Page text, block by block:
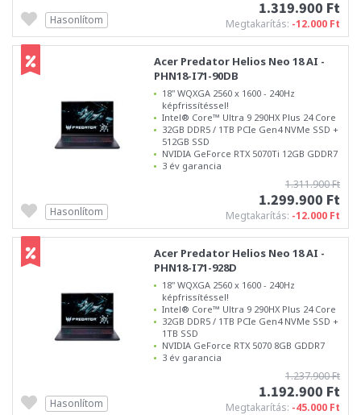
1.319.900 Ft
Megtakarítás: -12.000 Ft
Hasonlítom
Acer Predator Helios Neo 18 AI -
PHN18-I71-90DB
18" WQXGA 2560 x 1600 - 240Hz
képfrissítéssel!
Intel® Core™ Ultra 9 290HX Plus 24 Core
32GB DDR5 / 1TB PCIe Gen4 NVMe SSD +
512GB SSD
NVIDIA GeForce RTX 5070Ti 12GB GDDR7
3 év garancia
1.311.900 Ft
1.299.900 Ft
Megtakarítás: -12.000 Ft
Hasonlítom
Acer Predator Helios Neo 18 AI -
PHN18-I71-928D
18" WQXGA 2560 x 1600 - 240Hz
képfrissítéssel!
Intel® Core™ Ultra 9 290HX Plus 24 Core
32GB DDR5 / 1TB PCIe Gen4 NVMe SSD +
1TB SSD
NVIDIA GeForce RTX 5070 8GB GDDR7
3 év garancia
1.237.900 Ft
1.192.900 Ft
Megtakarítás: -45.000 Ft
Hasonlítom